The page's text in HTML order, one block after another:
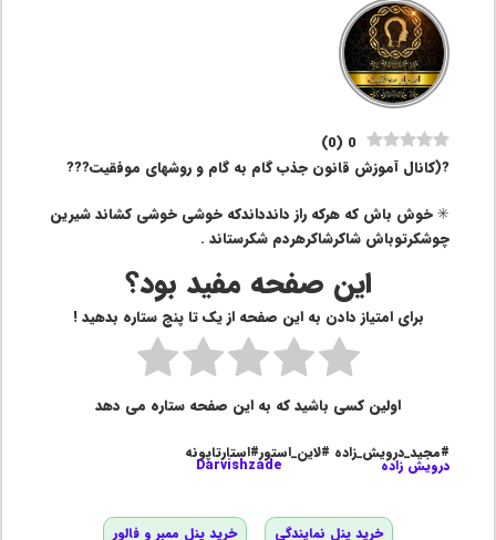
0
(
0
)
?(کانال آموزش قانون جذب گام به گام و روشهای موفقیت???
✳️ خوش باش که هرکه راز داندداندکه خوشی خوشی کشاند شیرین
چوشکرتوباش شاکرشاکرهردم شکرستاند .
این صفحه مفید بود؟
برای امتیاز دادن به این صفحه از یک تا پنج ستاره بدهید !
اولین کسی باشید که به این صفحه ستاره می دهد
#مجید_درویش_زاده #لاین_استور#استارتاپونه
درویش زاده Darvishzade
خرید پنل نمایندگی خرید پنل ممبر و فالور